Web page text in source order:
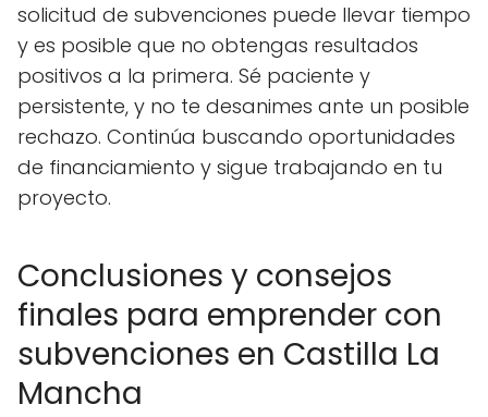
solicitud de subvenciones puede llevar tiempo
y es posible que no obtengas resultados
positivos a la primera. Sé paciente y
persistente, y no te desanimes ante un posible
rechazo. Continúa buscando oportunidades
de financiamiento y sigue trabajando en tu
proyecto.
Conclusiones y consejos
finales para emprender con
subvenciones en Castilla La
Mancha